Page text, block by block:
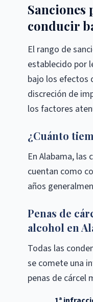
Sanciones
conducir
El rango de
establecido por
bajo los efectos
discreción de
los factores
¿Cuánto
En Alabama,
cuentan como
años
Penas de
alcohol en
Todas las
se comete una
penas de cárcel